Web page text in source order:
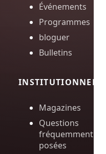
Événements
Programmes
bloguer
Bulletins
INSTITUTIONNEL
Magazines
Questions
fréquemment
posées